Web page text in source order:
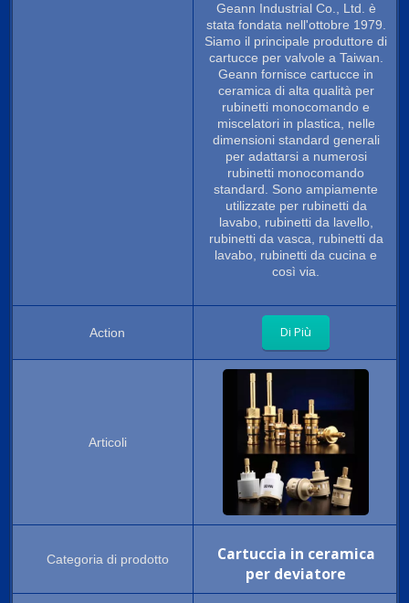
Geann Industrial Co., Ltd. è
stata fondata nell'ottobre 1979.
Siamo il principale produttore di
cartucce per valvole a Taiwan.
Geann fornisce cartucce in
ceramica di alta qualità per
rubinetti monocomando e
miscelatori in plastica, nelle
dimensioni standard generali
per adattarsi a numerosi
rubinetti monocomando
standard. Sono ampiamente
utilizzate per rubinetti da
lavabo, rubinetti da lavello,
rubinetti da vasca, rubinetti da
lavabo, rubinetti da cucina e
così via.
Di Più
Cartuccia in ceramica
per deviatore